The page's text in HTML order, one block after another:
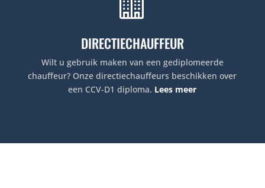
DIRECTIECHAUFFEUR
Wilt u gebruik maken van een gediplomeerde
chauffeur? Onze directiechauffeurs beschikken over
een CCV-D1 diploma. Lees meer